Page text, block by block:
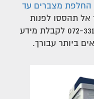
החלפת מצברים עד
אל תהססו לפנות
אלינו. התקשרו עכשיו למספר 072-3315877 לקבלת מידע
ביותר עבורך.